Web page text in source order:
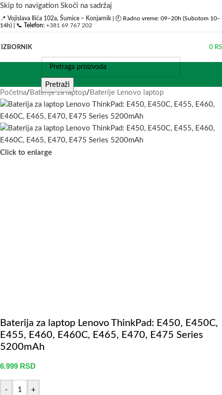
Skip to navigation Skoči na sadržaj
📍 Vojislava Ilića 102a, Šumice – Konjarnik | 🕘 Radno vreme: 09–20h (Subotom 10–
14h) | 📞 Telefon: +381 69 767 202
IZBORNIK 0
Pretraži
Početna/ Baterije za laptop/ Baterije Lenovo laptop
Click to enlarge
Baterija za laptop Lenovo ThinkPad: E450, E450C,
E455, E460, E460C, E465, E470, E475 Series
5200mAh
6.999 RSD
- +